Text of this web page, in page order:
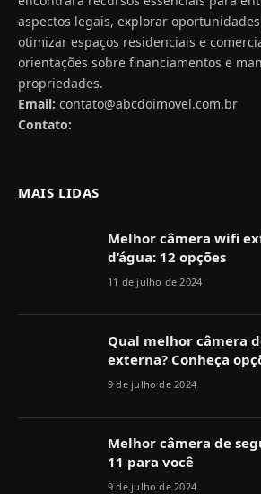
aspectos legais, explorar
otimizar espaços residenciais e
orientações sobre financiamentos e
propriedades.
Email: contato@abcdoimovel.com.br
Contato:
MAIS LIDAS
Melhor câmera wifi
d’água: 12 opções
11 de julho de 2024
Qual melhor câmera
externa? Conheça
9 de julho de 2024
Melhor câmera de
11 para você
9 de julho de 2024